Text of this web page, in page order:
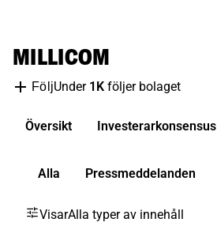
MILLICOM
FöljUnder 1K följer bolaget
Översikt Investerarkonsensus
Alla Pressmeddelanden
VisarAlla typer av innehåll